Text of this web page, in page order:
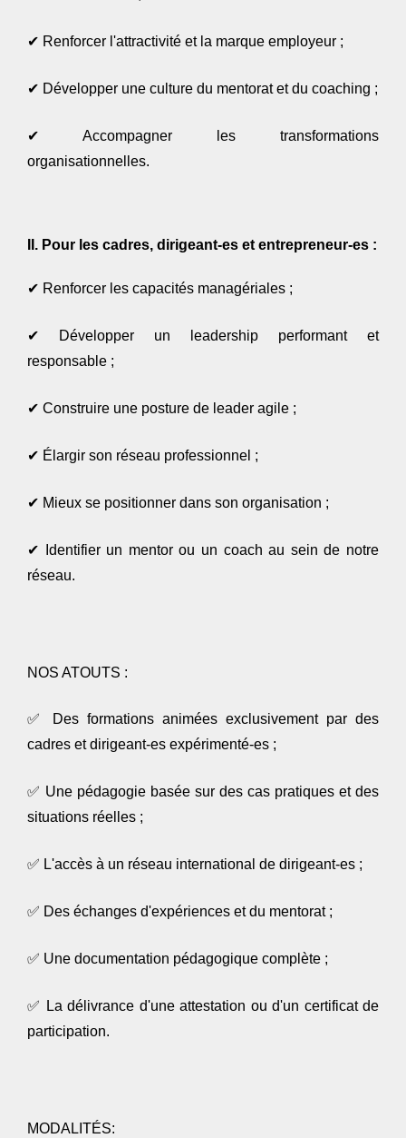
✔ Renforcer l'attractivité et la marque employeur ;
✔ Développer une culture du mentorat et du coaching ;
✔ Accompagner les transformations
organisationnelles.
II. Pour les cadres, dirigeant-es et entrepreneur-es :
✔ Renforcer les capacités managériales ;
✔ Développer un leadership performant et
responsable ;
✔ Construire une posture de leader agile ;
✔ Élargir son réseau professionnel ;
✔ Mieux se positionner dans son organisation ;
✔ Identifier un mentor ou un coach au sein de notre
réseau.
NOS ATOUTS :
✅
Des formations animées exclusivement par des
cadres et dirigeant-es expérimenté-es ;
✅ Une pédagogie basée sur des cas pratiques et des
situations réelles ;
✅ L'accès à un réseau international de dirigeant-es ;
✅ Des échanges d'expériences et du mentorat ;
✅ Une documentation pédagogique complète ;
✅
La délivrance d'une attestation ou d'un certificat de
participation.
MODALITÉS: